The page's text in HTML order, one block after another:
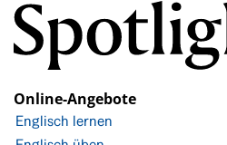
Online-Angebote
Englisch lernen